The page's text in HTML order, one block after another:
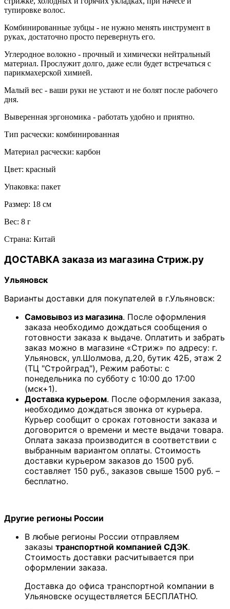
тупировке волос.
Комбинированные зубцы - не нужно менять инструмент в
руках, достаточно просто перевернуть его.
Углеродное волокно - прочный и химически нейтральный
материал. Прослужит долго, даже если будет встречаться с
парикмахерской химией.
Малый вес - ваши руки не устают и не болят после рабочего
дня.
Выверенная эргономика - работать удобно и приятно.
Тип расчески: комбинированная
Материал расчески: карбон
Цвет: красный
Упаковка: пакет
Размер: 18 см
Вес: 8 г
Страна: Китай
ДОСТАВКА заказа из магазина Стриж.ру
Ульяновск
Варианты доставки для покупателей в г.Ульяновск:
Самовывоз из магазина. После оформления
заказа необходимо дождаться сообщения о
готовности заказа к выдаче. Оплатить и забрать
заказ можно в магазине «Стриж» по адресу: г.
Ульяновск, ул.Шолмова, д.20, бутик 42Б, этаж 2
(ТЦ "Стройград"), Режим работы: с
понедельника по субботу с 10:00 до 17:00
(мск+1).
Доставка курьером. После оформления заказа,
необходимо дождаться звонка от курьера.
Курьер сообщит о сроках готовности заказа и
договорится о времени и месте выдачи товара.
Оплата заказа производится в соответствии с
выбранным вариантом оплаты. Стоимость
доставки курьером заказов до 1500 руб.
составляет 150 руб., заказов свыше 1500 руб. –
бесплатно.
Другие регионы России
В любые регионы России отправляем
заказы транспортной компанией СДЭК.
Стоимость доставки расчитывается при
оформлении заказа.
Доставка до офиса транспортной компании в
Ульяновске осуществляется БЕСПЛАТНО.